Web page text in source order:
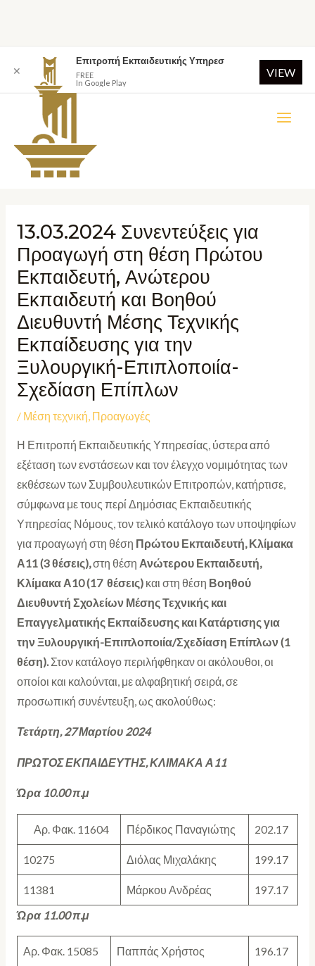
13.03.2024 Συνεντεύξεις για
Προαγωγή στη θέση Πρώτου
Εκπαιδευτή, Ανώτερου
Εκπαιδευτή και Βοηθού
Διευθυντή Μέσης Τεχνικής
Εκπαίδευσης για την
Ξυλουργική-Επιπλοποιία-
Σχεδίαση Επίπλων
/ Μέση τεχνική, Προαγωγές
Η Επιτροπή Εκπαιδευτικής Υπηρεσίας, ύστερα από
εξέταση των ενστάσεων και τον έλεγχο νομιμότητας των
εκθέσεων των Συμβουλευτικών Επιτροπών, κατήρτισε,
σύμφωνα με τους περί Δημόσιας Εκπαιδευτικής
Υπηρεσίας Νόμους, τον τελικό κατάλογο των υποψηφίων
για προαγωγή στη θέση Πρώτου Εκπαιδευτή, Κλίμακα
Α11 (3 θέσεις),στη θέση Ανώτερου Εκπαιδευτή,
Κλίμακα Α10 (17 θέσεις) και στη θέση Βοηθού
Διευθυντή Σχολείων Μέσης Τεχνικής και
Επαγγελματικής Εκπαίδευσης και Κατάρτισης για
την Ξυλουργική-Επιπλοποιία/Σχεδίαση Επίπλων (1
θέση).Στον κατάλογο περιλήφθηκαν οι ακόλουθοι, οι
οποίοι και καλούνται, με αλφαβητική σειρά, σε
προσωπική συνέντευξη, ως ακολούθως:
Τετάρτη, 27 Μαρτίου 2024
ΠΡΩΤΟΣ ΕΚΠΑΙΔΕΥΤΗΣ, ΚΛΙΜΑΚΑ Α11
Ώρα 10.00 π.μ
Αρ. Φακ. 11604 Πέρδικος Παναγιώτης 202.17
10275 Διόλας Μιχαλάκης 199.17
11381 Μάρκου Ανδρέας
197.17
Ώρα 11.00 π.μ
Αρ. Φακ. 15085 Παππάς Χρήστος 196.17
✕
Επιτροπή Εκπαιδευτικής Υπηρεσ
FREE
In Google Play
VIEW